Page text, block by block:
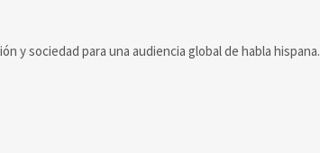
y sociedad para una audiencia global de habla hispana.